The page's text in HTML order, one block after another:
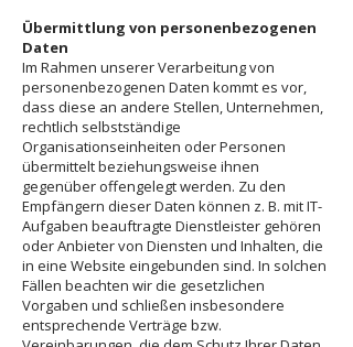
Übermittlung von personenbezogenen
Daten
Im Rahmen unserer Verarbeitung von
personenbezogenen Daten kommt es vor,
dass diese an andere Stellen, Unternehmen,
rechtlich selbstständige
Organisationseinheiten oder Personen
übermittelt beziehungsweise ihnen
gegenüber offengelegt werden. Zu den
Empfängern dieser Daten können z. B. mit IT-
Aufgaben beauftragte Dienstleister gehören
oder Anbieter von Diensten und Inhalten, die
in eine Website eingebunden sind. In solchen
Fällen beachten wir die gesetzlichen
Vorgaben und schließen insbesondere
entsprechende Verträge bzw.